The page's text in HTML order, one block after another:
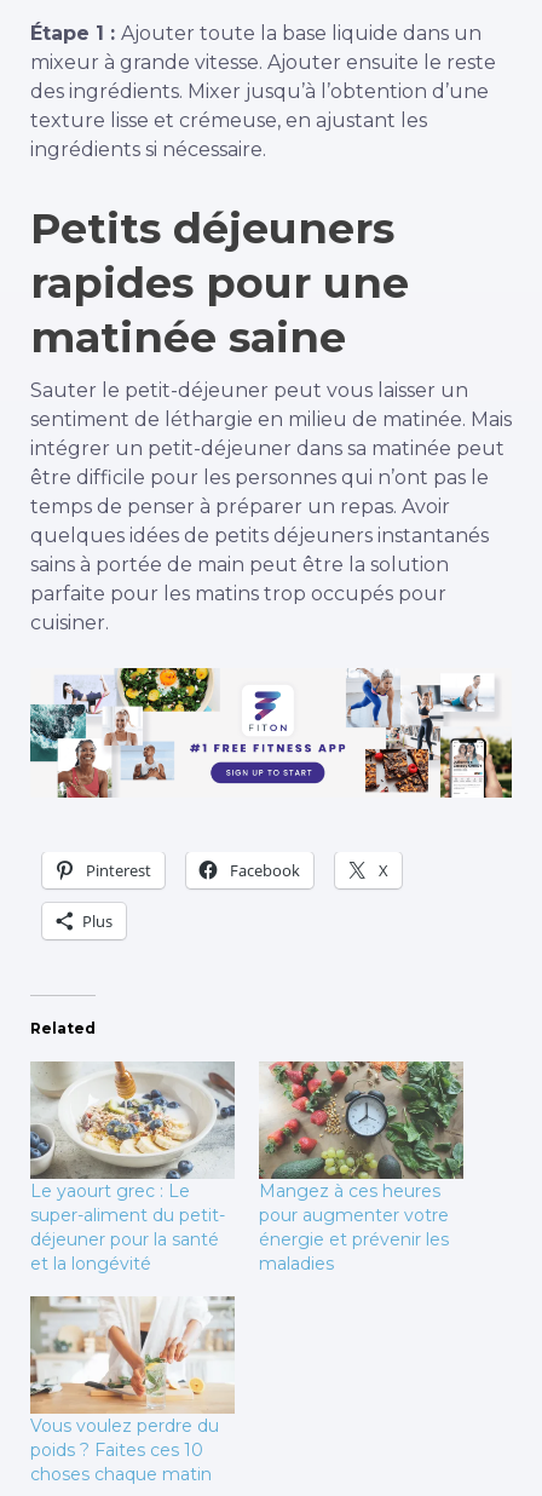
Étape 1 : Ajouter toute la base liquide dans un
mixeur à grande vitesse. Ajouter ensuite le reste
des ingrédients. Mixer jusqu’à l’obtention d’une
texture lisse et crémeuse, en ajustant les
ingrédients si nécessaire.
Petits déjeuners
rapides pour une
matinée saine
Sauter le petit-déjeuner peut vous laisser un
sentiment de léthargie en milieu de matinée. Mais
intégrer un petit-déjeuner dans sa matinée peut
être difficile pour les personnes qui n’ont pas le
temps de penser à préparer un repas. Avoir
quelques idées de petits déjeuners instantanés
sains à portée de main peut être la solution
parfaite pour les matins trop occupés pour
cuisiner.
Pinterest Facebook X
Plus
Related
Le yaourt grec : Le
super-aliment du petit-
déjeuner pour la santé
et la longévité
Mangez à ces heures
pour augmenter votre
énergie et prévenir les
maladies
Vous voulez perdre du
poids ? Faites ces 10
choses chaque matin